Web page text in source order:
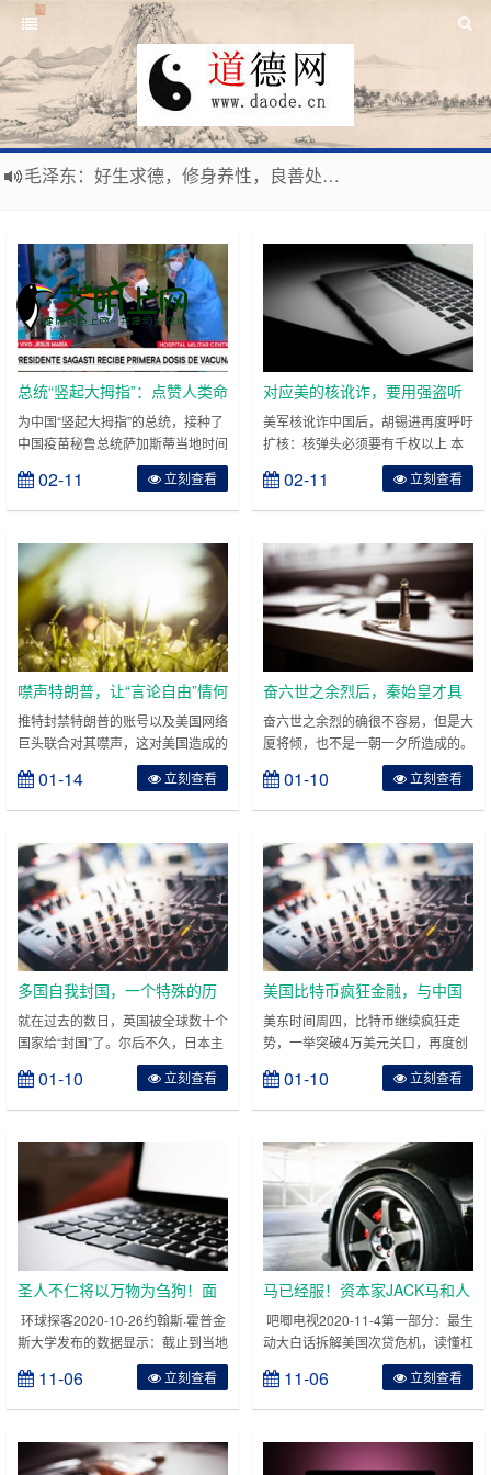
毛泽东：好生求德，修身养性，良善处世，信仰天人合一之大道。
习近平：引导人们向往和追求讲道德、尊道德、守道德的生活，让13亿人的每一分子都成为传播中华美德、中华文化的主体。
寰宇繁星如瀚彩，人生亘古一凡尘。禅境天籁聆妙曲，匠心斫琴弦自鸣。
总统“竖起大拇指”：点赞人类命
运共同体
为中国“竖起大拇指”的总统，接种了
中国疫苗秘鲁总统萨加斯蒂当地时间
9日下午在陆军医院接种中国新冠疫
苗时表示，“我对接种疫苗充满信心
和希望”。萨加斯蒂总统当地时间9日
药疫苗时说：“我对接种疫苗不恐
惧，并充满信心和希望。”他表示，
今年是秘鲁独立两百周年纪念，他希
望所有秘鲁人都能够接种新冠疫苗。
他说，随着医务人员开始……
02-11 立刻查看
对应美的核讹诈，要用强盗听
得懂的回应
美军核讹诈中国后，胡锡进再度呼吁
扩核：核弹头必须要有千枚以上 本
月2日美军战略司令部司令查尔斯·理
查德表示，美国与中国或俄罗斯爆发
核战争“确有可能”。简单来说理查德
其中最重要的信息就是企图用“核战
争”等字眼，对中俄两国进行核讹
诈。不过4日中国就用成功试验陆基
中段反导拦截技术进行了有力回应，
这表明对待美国恫吓之词时……
02-11 立刻查看
噤声特朗普，让“言论自由”情何
以堪
推特封禁特朗普的账号以及美国网络
巨头联合对其噤声，这对美国造成的
冲击很可能将超过特朗普支持者对国
会的入侵。美国对噤声特朗普的意见
分歧远大于国会被占领事件，这种分
导致更多仇恨和困惑。对特朗普消
音，这违反了言论自由原则吗？无论
美国宪法第一修正案的原文是什么，
特朗普在社交平台上说不了话了，失
去了普通美国公民的这一权利，这
当……
01-14 立刻查看
奋六世之余烈后，秦始皇才具
备了一统天下的资本，为何二
世而亡呢
奋六世之余烈的确很不容易，但是大
厦将倾，也不是一朝一夕所造成的。
秦始皇本人和秦二世，其实都需要为
秦朝的灭亡负责任。现在很多人觉
得，秦朝的灭亡，完全是秦二世的责
灭亡的导火索，真正的根源，还是在
秦始皇这边。 一、秦始皇感觉时间
不够用，所以过分地急功近利。对秦
始皇来说，一统六国只花了10年时
间，这在……
01-10 立刻查看
多国自我封国，一个特殊的历
史时代来临了！
就在过去的数日，英国被全球数十个
国家给“封国”了。尔后不久，日本主
动“封国”，自己切断了与世界其他国
家的人员往来。再接着，印尼也宣布
由于出现传播能力更强的变异新冠病
14日暂停所有外籍人员入境印尼。
截止到目前，已经有包括日本、印
尼、沙特、科威特、阿曼等国采取了
“封国”策略以应对英国新冠病毒出现
了变异。请注……
01-10 立刻查看
美国比特币疯狂金融，与中国
经济行稳致远
美东时间周四，比特币继续疯狂走
势，一举突破4万美元关口，再度创
下历史新高，同时日内振幅也高达
6000美元。随后比特币快速回落至
37000美元以下，较高位回落超
日，比特币突破2万美元，随后在今
年1月2日突破3万美元，短短不到一
月比特币价格已经翻倍。最近一年比
特币大涨受到众多因素推动，机构投
资者入局、全……
01-10 立刻查看
圣人不仁将以万物为刍狗！面
对800多万确诊病例，白宫沉默
了
环球探客2020-10-26约翰斯·霍普金
斯大学发布的数据显示：截止到当地
时间10月25日，全美感染新冠肺炎
的人数已超850万例，死亡病例达到
了224906例，这两项数字皆为世界
未出现暂时的遏制之势，相反有卷土
11-06 立刻查看
马已经服！资本家JACK马和人
民富豪的对决
吧唧电视2020-11-4第一部分：最生
动大白话拆解美国次贷危机，读懂杠
杆的秘密，了解次贷危机的根源是什
么；第二部分：马云是好人还是坏
人？读懂了资本的秘密，你就知道马
而不是阶层的属性；第三部分：蚂蚁
11-06 立刻查看